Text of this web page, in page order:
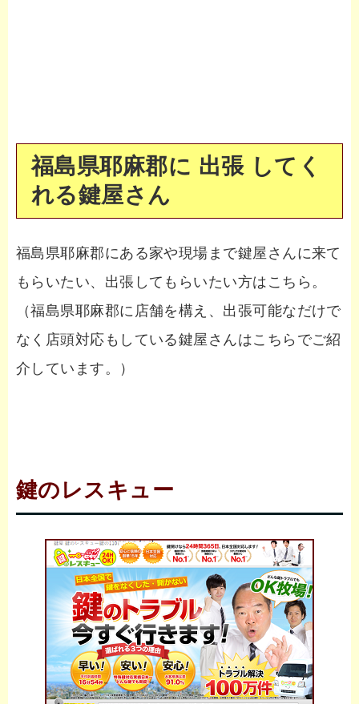
福島県耶麻郡に 出張 してく
れる鍵屋さん
福島県耶麻郡にある家や現場まで鍵屋さんに来て
もらいたい、出張してもらいたい方はこちら。
（福島県耶麻郡に店舗を構え、出張可能なだけで
なく店頭対応もしている鍵屋さんはこちらでご紹
介しています。）
鍵のレスキュー